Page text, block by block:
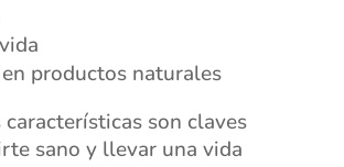
productos naturales
características son claves
sano y llevar una vida